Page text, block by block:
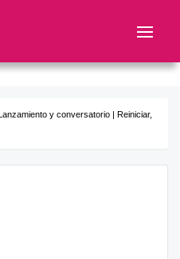
Lanzamiento y conversatorio | Reiniciar,